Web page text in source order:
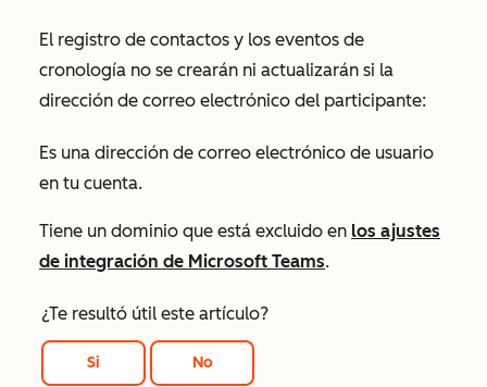
El registro de contactos y los eventos de
cronología no se crearán ni actualizarán si la
dirección de correo electrónico del participante:
Es una dirección de correo electrónico de usuario
en tu cuenta.
Tiene un dominio que está excluido en los ajustes
de integración de Microsoft Teams.
¿Te resultó útil este artículo?
Si No